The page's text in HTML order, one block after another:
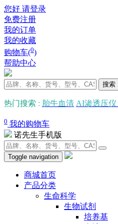
您好 请登录
免费注册
我的订单
我的收藏
购物车(0)
帮助中心
搜索
热门搜索 : 胎牛血清 AI渗透压仪
0 我的购物车
诺先生手机版
Toggle navigation
商城首页
产品分类
生命科学
生物试剂
培养基